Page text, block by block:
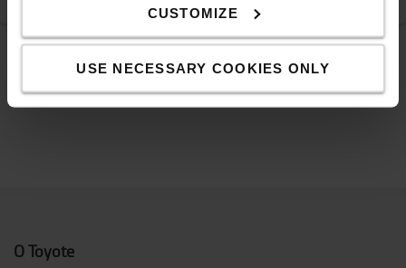
CUSTOMIZE
USE NECESSARY COOKIES ONLY
O Toyote